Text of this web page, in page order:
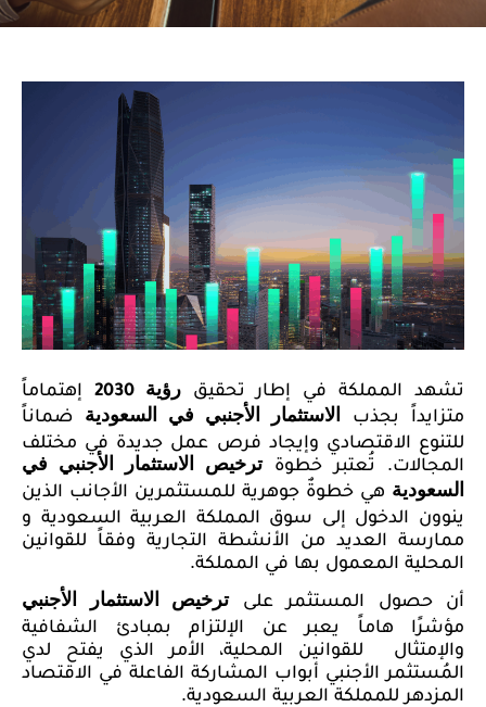
تشهد المملكة في إطار تحقيقرؤية 2030
إهتماماً
متزايداً بجذب
الاستثمار الأجنبي في السعودية
ضماناً
للتنوع الاقتصادي وإيجاد فرص عمل جديدة في مختلف
المجالات. تُعتبر خطوةترخيص الاستثمار الأجنبي في
السعودية هي خطوةٌ جوهرية للمستثمرين الأجانب الذين
ينوون الدخول إلى سوق المملكة العربية السعودية و
ممارسة العديد من الأنشطة التجارية وفقاً للقوانين
المحلية المعمول بها في المملكة.
أن حصول المستثمر علىترخيص الاستثمار الأجنبي
مؤشرًا هاماً يعبر عن الإلتزام بمبادئ الشفافية
والإمتثال للقوانين المحلية، الأمر الذي يفتح لدي
المُستثمر الأجنبي أبواب المشاركة الفاعلة في الاقتصاد
المزدهر للمملكة العربية السعودية.